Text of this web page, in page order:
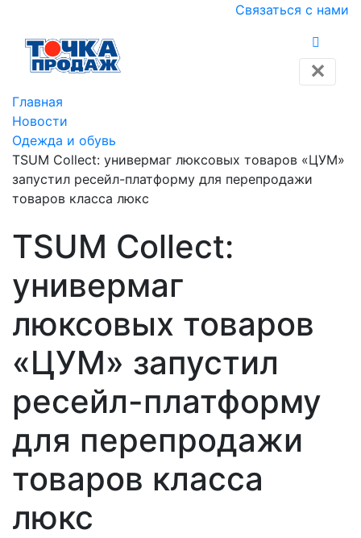
Связаться с нами
✕
Главная
Новости
Одежда и обувь
TSUM Collect: универмаг люксовых товаров «ЦУМ»
запустил ресейл-платформу для перепродажи
товаров класса люкс
TSUM Collect:
универмаг
люксовых товаров
«ЦУМ» запустил
ресейл-платформу
для перепродажи
товаров класса
люкс